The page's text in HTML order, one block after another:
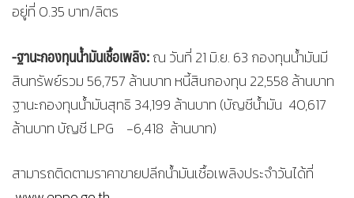
อยู่ที่ 0.35 บาท/ลิตร
-ฐานะกองทุนน้ำมันเชื้อเพลิง:ณ วันที่ 21 มิ.ย. 63 กองทุนน้ำมันมี
สินทรัพย์รวม 56,757 ล้านบาท หนี้สินกองทุน 22,558 ล้านบาท
ฐานะกองทุนน้ำมันสุทธิ 34,199 ล้านบาท (บัญชีน้ำมัน 40,617
ล้านบาท บัญชี LPG -6,418 ล้านบาท)
สามารถติดตามราคาขายปลีกน้ำมันเชื้อเพลิงประจำวันได้ที่